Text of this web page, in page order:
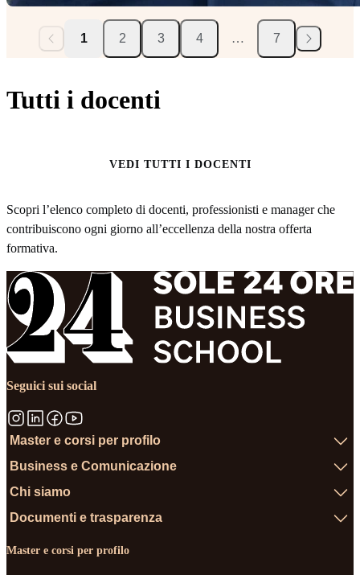
1 2 3 4 … 7
Tutti i docenti
VEDI TUTTI I DOCENTI
Scopri l’elenco completo di docenti, professionisti e manager che
contribuiscono ogni giorno all’eccellenza della nostra offerta
formativa.
Seguici sui social
Master e corsi per profilo
Business e Comunicazione
Chi siamo
Documenti e trasparenza
Master e corsi per profilo